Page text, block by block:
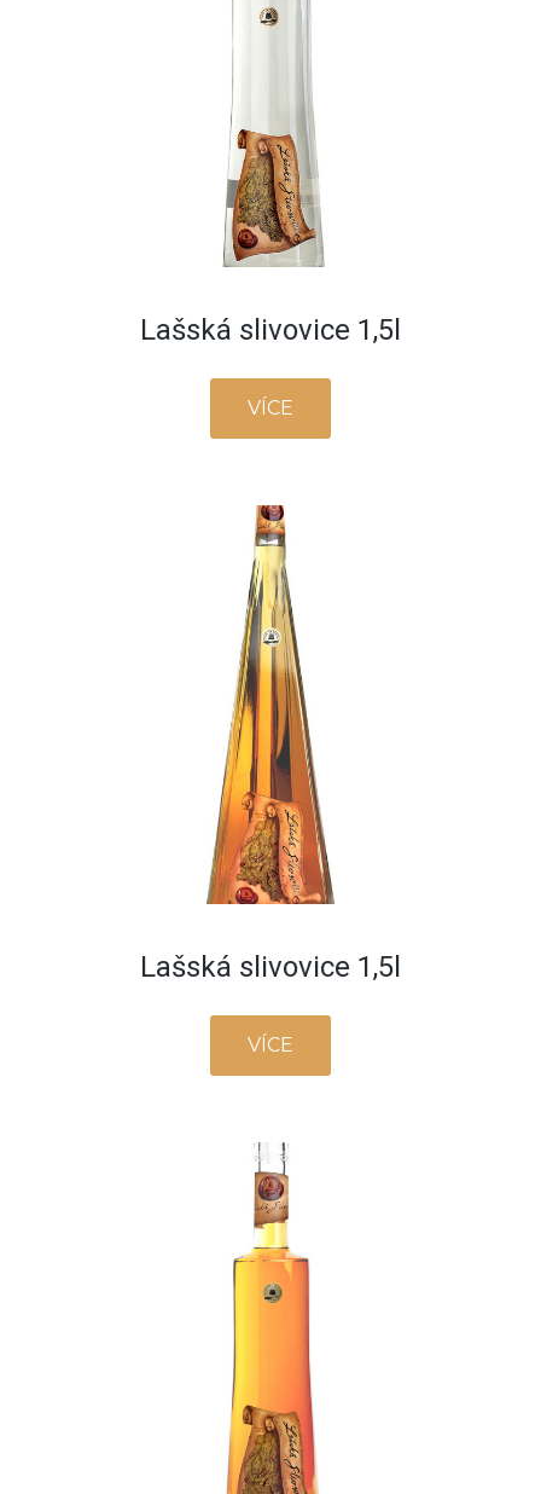
Lašská slivovice 1,5l
VÍCE
Lašská slivovice 1,5l
VÍCE